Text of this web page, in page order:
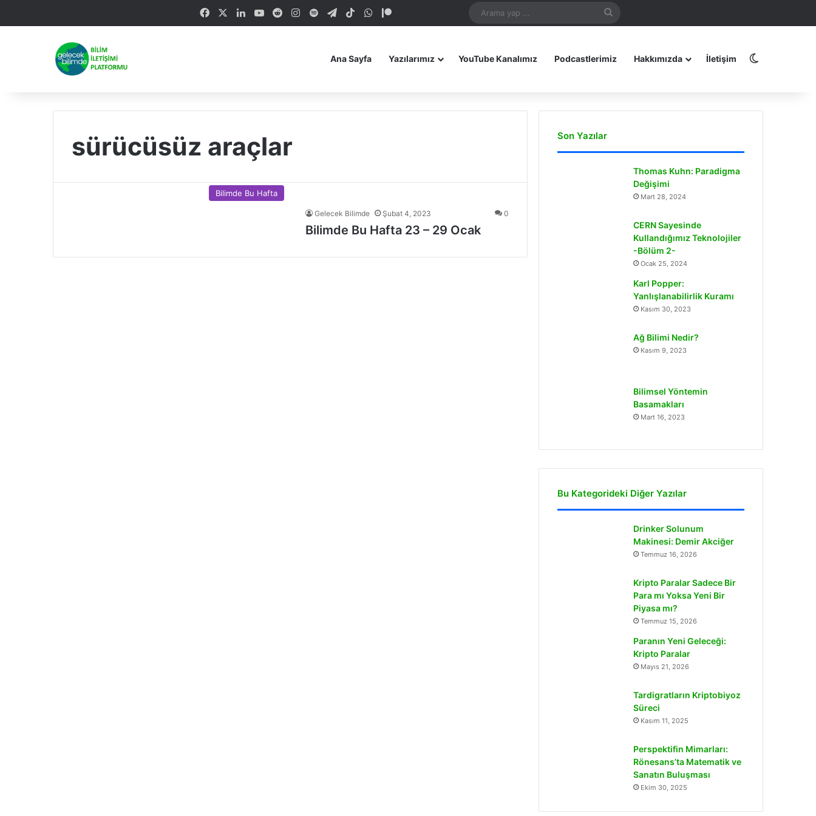
FacebookLinkedInYouTubeRedditInstagram
SpotifyTelegramTikTokWhatsApp
MastodoniOS Uygulamamız
Android Uygulamamız
...
Ana Sayfa Yazılarımız YouTube Kanalımız Podcastlerimiz Hakkımızda İletişim
sürücüsüz araçlar
Bilimde Bu Hafta
Gelecek Bilimde Şubat 4, 2023 0
Bilimde Bu Hafta 23 – 29 Ocak
Son Yazılar
Thomas Kuhn: Paradigma
Değişimi
Mart 28, 2024
CERN Sayesinde
Kullandığımız Teknolojiler
-Bölüm 2-
Ocak 25, 2024
Karl Popper:
Yanlışlanabilirlik Kuramı
Kasım 30, 2023
Ağ Bilimi Nedir?
Kasım 9, 2023
Bilimsel Yöntemin
Basamakları
Mart 16, 2023
Bu Kategorideki Diğer Yazılar
Drinker Solunum
Makinesi: Demir Akciğer
Temmuz 16, 2026
Kripto Paralar Sadece Bir
Para mı Yoksa Yeni Bir
Piyasa mı?
Temmuz 15, 2026
Paranın Yeni Geleceği:
Kripto Paralar
Mayıs 21, 2026
Tardigratların Kriptobiyoz
Süreci
Kasım 11, 2025
Perspektifin Mimarları:
Rönesans’ta Matematik ve
Sanatın Buluşması
Ekim 30, 2025